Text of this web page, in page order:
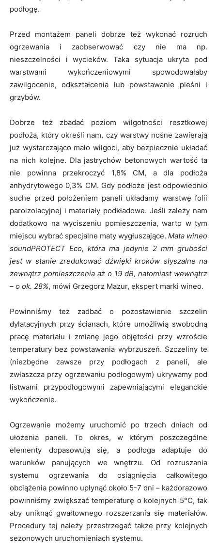
podłogę.
Przed montażem paneli dobrze też wykonać rozruch
ogrzewania i zaobserwować czy nie ma np.
nieszczelności i wycieków. Taka sytuacja ukryta pod
warstwami wykończeniowymi spowodowałaby
zawilgocenie, odkształcenia lub powstawanie pleśni i
grzybów.
Dobrze też zbadać poziom wilgotności resztkowej
podłoża, który określi nam, czy warstwy nośne zawierają
już wystarczająco mało wilgoci, aby bezpiecznie układać
na nich kolejne. Dla jastrychów betonowych wartość ta
nie powinna przekroczyć 1,8% CM, a dla podłoża
anhydrytowego 0,3% CM. Gdy podłoże jest odpowiednio
suche przed położeniem paneli układamy warstwę folii
paroizolacyjnej i materiały podkładowe. Jeśli zależy nam
dodatkowo na wyciszeniu pomieszczenia, warto w tym
miejscu wybrać specjalne maty wygłuszające. Mata wineo
soundPROTECT Eco, która ma jedynie 2 mm grubości
jest w stanie zredukować dźwięki kroków słyszalne na
zewnątrz pomieszczenia aż o 19 dB, natomiast wewnątrz
– o ok. 28%, mówi Grzegorz Mazur, ekspert marki wineo.
Powinniśmy też zadbać o pozostawienie szczelin
dylatacyjnych przy ścianach, które umożliwią swobodną
pracę materiału i zmianę jego objętości przy wzroście
temperatury bez powstawania wybrzuszeń. Szczeliny te
(niezbędne zawsze przy podłogach z paneli, ale
zwłaszcza przy ogrzewaniu podłogowym) ukrywamy pod
listwami przypodłogowymi zapewniającymi eleganckie
wykończenie.
Ogrzewanie możemy uruchomić po trzech dniach od
ułożenia paneli. To okres, w którym poszczególne
elementy dopasowują się, a podłoga adaptuje do
warunków panujących we wnętrzu. Od rozruszania
systemu ogrzewania do osiągnięcia całkowitego
obciążenia powinno upłynąć około 5-7 dni – każdorazowo
powinniśmy zwiększać temperaturę o kolejnych 5°C, tak
aby uniknąć gwałtownego rozszerzania się materiałów.
Procedury tej należy przestrzegać także przy kolejnych
sezonowych uruchomieniach systemu.